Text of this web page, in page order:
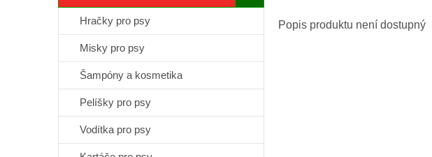
Hračky pro psy
Misky pro psy
Šampóny a kosmetika
Pelíšky pro psy
Vodítka pro psy
Popis produktu není dostupný